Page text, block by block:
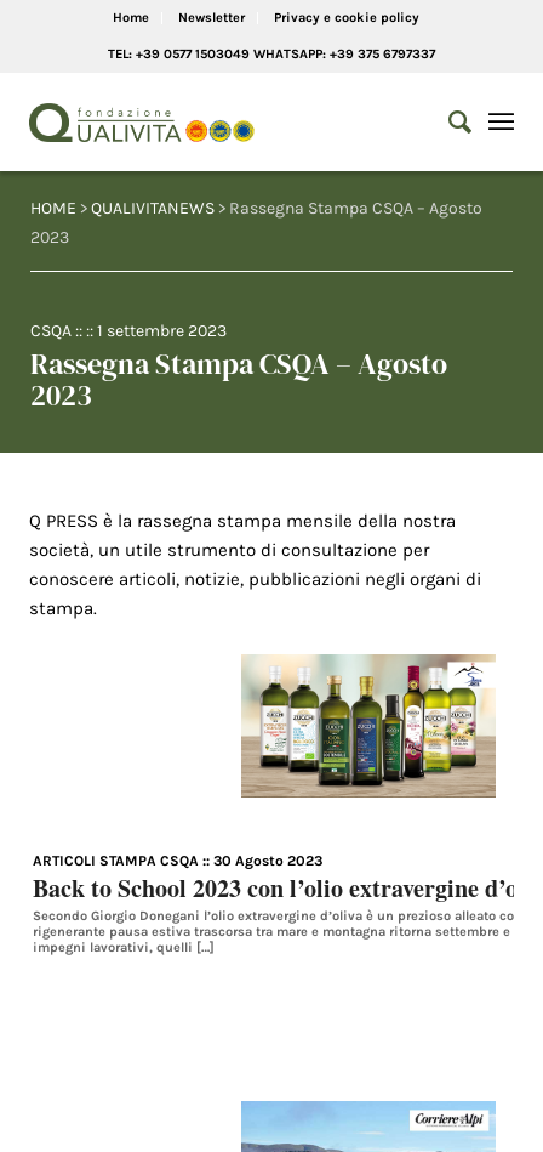
Home Newsletter Privacy e cookie policy
TEL: +39 0577 1503049 WHATSAPP: +39 375 6797337
HOME >QUALIVITANEWS > Rassegna Stampa CSQA – Agosto
2023
CSQA :: ::1 settembre 2023
Rassegna Stampa CSQA – Agosto
2023
Q PRESS è la rassegna stampa mensile della nostra
società, un utile strumento di consultazione per
conoscere articoli, notizie, pubblicazioni negli organi di
stampa.
ARTICOLI STAMPA CSQA :: 30 Agosto 2023
Back to School 2023 con l’olio extravergine
Secondo Giorgio Donegani l’olio extravergine d’oliva è un prezioso alleato
rigenerante pausa estiva trascorsa tra mare e montagna ritorna settembre e
impegni lavorativi, quelli […]